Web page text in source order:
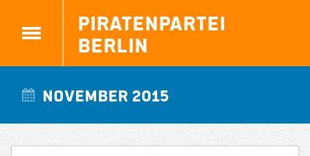
Piratenpartei
Berlin
November 2015